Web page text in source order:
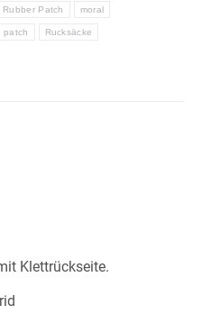
Rubber Patch moral
patch Rucksäcke
Klettrückseite.